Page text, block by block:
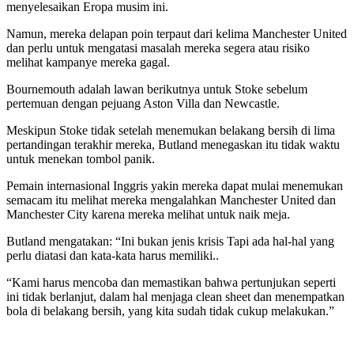
menyelesaikan Eropa musim ini.
Namun, mereka delapan poin terpaut dari kelima Manchester United
dan perlu untuk mengatasi masalah mereka segera atau risiko
melihat kampanye mereka gagal.
Bournemouth adalah lawan berikutnya untuk Stoke sebelum
pertemuan dengan pejuang Aston Villa dan Newcastle.
Meskipun Stoke tidak setelah menemukan belakang bersih di lima
pertandingan terakhir mereka, Butland menegaskan itu tidak waktu
untuk menekan tombol panik.
Pemain internasional Inggris yakin mereka dapat mulai menemukan
semacam itu melihat mereka mengalahkan Manchester United dan
Manchester City karena mereka melihat untuk naik meja.
Butland mengatakan: “Ini bukan jenis krisis Tapi ada hal-hal yang
perlu diatasi dan kata-kata harus memiliki..
“Kami harus mencoba dan memastikan bahwa pertunjukan seperti
ini tidak berlanjut, dalam hal menjaga clean sheet dan menempatkan
bola di belakang bersih, yang kita sudah tidak cukup melakukan.”